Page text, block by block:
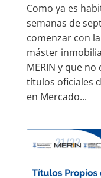
Como ya es
semanas de
comenzar con
máster
MERIN y que
títulos oficiales
en Mercado...